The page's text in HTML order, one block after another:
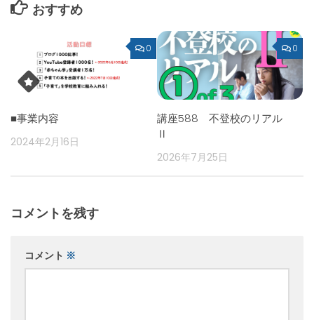
おすすめ
0
■事業内容
2024年2月16日
0
講座588 不登校のリアル
Ⅱ
2026年7月25日
コメントを残す
コメント ※